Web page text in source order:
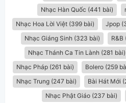
Nhạc Hàn Quốc (441 bài)
Nhạc Hoa Lời Việt (399 bài)
Jpop
Nhạc Giáng Sinh (323 bài)
R&B
Nhạc Thánh Ca Tin Lành (281 bài)
Nhạc Pháp (261 bài)
Bolero (259
Nhạc Trung (247 bài)
Bài Hát Mới
Nhạc Phật Giáo (237 bài)